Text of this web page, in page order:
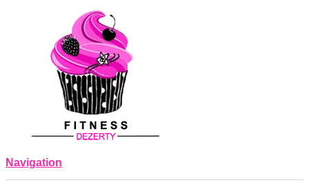
Navigation